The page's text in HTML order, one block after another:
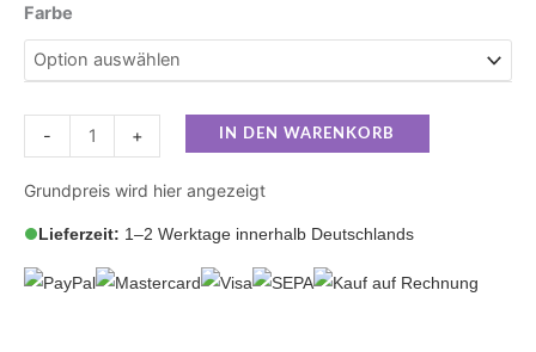
Farbe
- + IN DEN WARENKORB
Grundpreis wird hier angezeigt
Lieferzeit: 1–2 Werktage innerhalb Deutschlands